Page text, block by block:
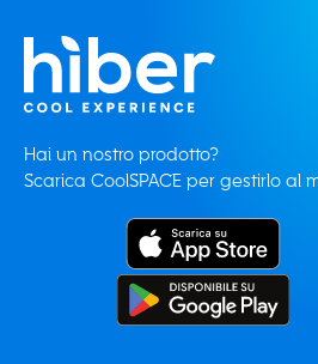
Hai un nostro prodotto?
Scarica CoolSPACE per gestirlo al